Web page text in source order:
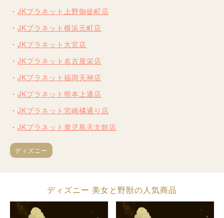
JKプラネット上野御徒町店
JKプラネット横浜元町店
JKプラネット大宮店
JKプラネット名古屋栄店
JKプラネット福岡天神店
JKプラネット熊本上通店
JKプラネット宮崎橘通り店
JKプラネット鹿児島天文館店
ディズニー
ディズニー 美女と野獣の人気商品